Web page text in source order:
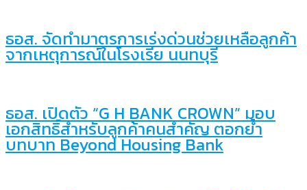
ธอส. จัดทำมาตรการเร่งด่วนช่วยเหลือลูกค้า
จากเหตุการณ์ในโรงเรีย นนทบุรี
ธอส. เปิดตัว “G H BANK CROWN” มอบ
เอกสิทธิ์สำหรับลูกค้าคนสำคัญ ตอกย้ำ
บทบาท Beyond Housing Bank